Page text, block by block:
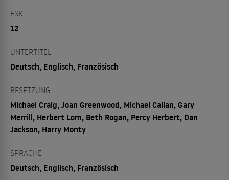
FSK
12
UNTERTITEL
Deutsch, Englisch, Französisch
BESETZUNG
Michael Craig, Joan Greenwood, Michael Callan, Gary
Merrill, Herbert Lom, Beth Rogan, Percy Herbert, Dan
Jackson, Harry Monty
SPRACHE
Deutsch, Englisch, Französisch